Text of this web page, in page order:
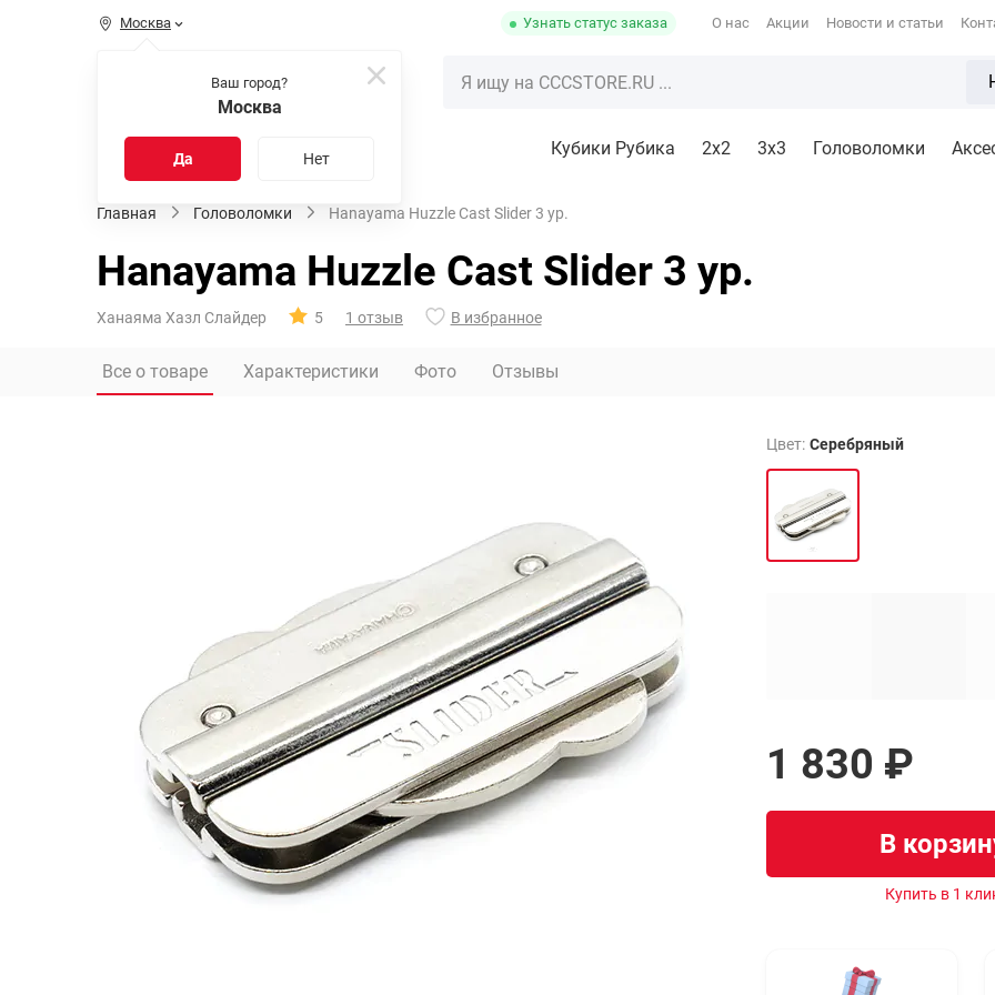
Москва
Ваш город?
Москва
Да Нет
Узнать статус заказа О нас Акции Новости и статьи
КАТАЛОГ
Распродажа Кубики Рубика 2x2 3х3 Головоломки
Главная Головоломки Hanayama Huzzle Cast Slider 3 ур.
Hanayama Huzzle Cast Slider 3 ур.
Ханаяма Хазл Слайдер 5 1 отзыв В избранное
Все о товаре Характеристики Фото Отзывы
Цвет: Серебряный
1 830 ₽
В
Купить в 1